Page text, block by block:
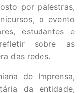
por palestras,
o evento
estudantes e
sobre as
das redes.
de Imprensa,
da entidade,